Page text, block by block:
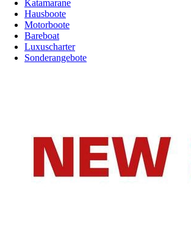
Katamarane
Hausboote
Motorboote
Bareboat
Luxuscharter
Sonderangebote